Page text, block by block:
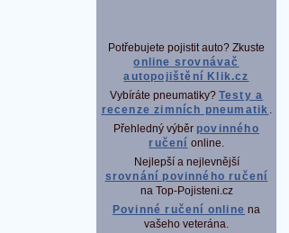
Potřebujete pojistit auto? Zkuste
online srovnávač
autopojištění Klik.cz
Vybíráte pneumatiky? Testy a
recenze zimních pneumatik .
Přehledný výběr povinného
ručení online.
Nejlepší a nejlevnější
srovnání povinného ručení
na Top-Pojisteni.cz
Povinné ručení online na
vašeho veterána.